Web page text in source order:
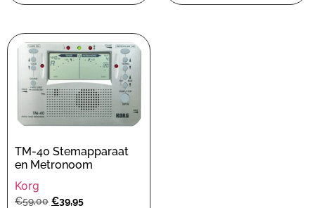
TM-40 Stemapparaat
en Metronoom
Korg
€59,00 €39,95